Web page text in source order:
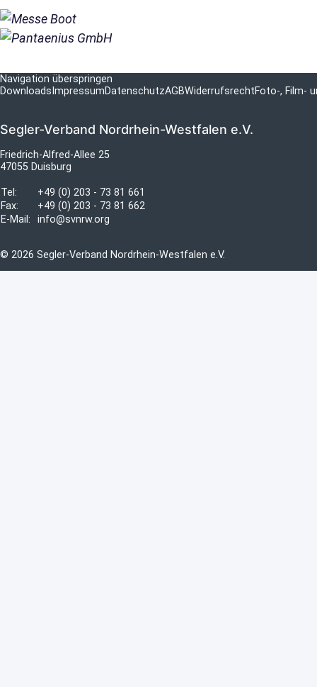
Navigation überspringen
Downloads ImpressumDatenschutzAGBWiderrufsrechtFoto-, Film-
Segler-Verband Nordrhein-Westfalen e.V.
Friedrich-Alfred-Allee 25
47055 Duisburg
Tel:
+49 (0) 203 - 73 81 661
Fax:
+49 (0) 203 - 73 81 662
E-Mail:
info@svnrw.org
© 2026 Segler-Verband Nordrhein-Westfalen e.V.